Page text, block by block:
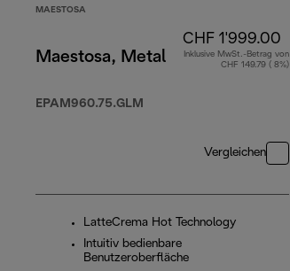
MAESTOSA
Maestosa, Metal
EPAM960.75.GLM
CHF 1'999.00
Inklusive MwSt.-Betrag von
CHF 149.79 ( 8%)
Vergleichen
LatteCrema Hot Technology
Intuitiv bedienbare
Benutzeroberfläche